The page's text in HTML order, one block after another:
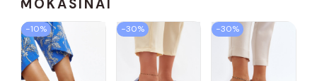
MOKASINAI
−10% −30% −30%